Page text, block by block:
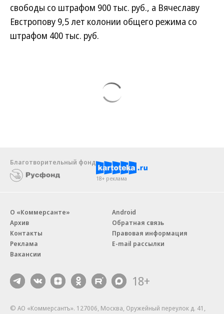
свободы со штрафом 900 тыс. руб., а Вячеславу
Евстропову 9,5 лет колонии общего режима со
штрафом 400 тыс. руб.
Благотворительный фонд
18+ реклама
О «Коммерсанте»
Архив
Контакты
Реклама
Вакансии
Android
Обратная связь
Правовая информация
E-mail рассылки
18+
© АО «Коммерсантъ». 127006, Москва, Оружейный переулок д. 41,